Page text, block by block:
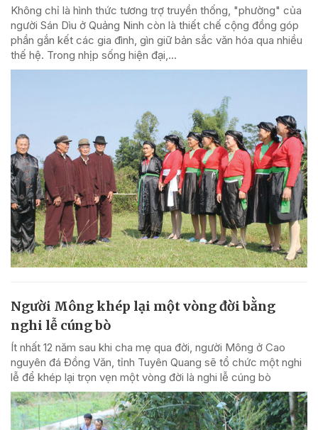
Không chỉ là hình thức tương trợ truyền thống, "phường" của
người Sán Dìu ở Quảng Ninh còn là thiết chế cộng đồng góp
phần gắn kết các gia đình, gìn giữ bản sắc văn hóa qua nhiều
thế hệ. Trong nhịp sống hiện đại,...
Người Mông khép lại một vòng đời bằng
nghi lễ cúng bò
Ít nhất 12 năm sau khi cha mẹ qua đời, người Mông ở Cao
nguyên đá Đồng Văn, tỉnh Tuyên Quang sẽ tổ chức một nghi
lễ để khép lại trọn vẹn một vòng đời là nghi lễ cúng bò